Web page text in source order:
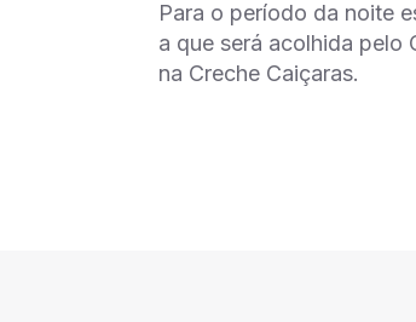
Para o período da noite
a que será acolhida pelo
na Creche Caiçaras.